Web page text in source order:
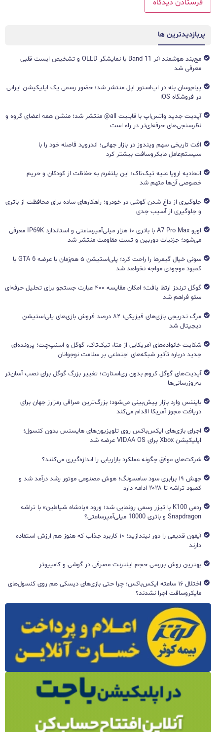
پربازدیدترین ها
مچ‌بند هوشمند آنر Band 11 با نمایشگر OLED و تشخیص ایست قلبی
معرفی شد
پیام‌رسان بله در اپ‌استور اپل منتشر شد؛ حضور رسمی یک اپلیکیشن ایرانی
در فروشگاه iOS
آپدیت جدید واتس‌اپ با قابلیت all@ منتشر شد؛ منشن همه اعضای گروه و
نظرسنجی‌های حرفه‌ای‌تر در راه است
افت تاریخی سهم ویندوز در بازار جهانی؛ اندروید فاصله خود را با
سیستم‌عامل مایکروسافت بیشتر کرد
اتحادیه اروپا علیه تیک‌تاک؛ این پلتفرم به حفاظت از کودکان و حریم
خصوصی آن‌ها متهم شد
جلوگیری از داغ شدن گوشی در خودرو؛ راهکارهای ساده برای محافظت از باتری
و جلوگیری از آسیب جدی
اوپو A7 Pro Max با باتری ۱۰ هزار میلی‌آمپرساعتی و استاندارد IP69K معرفی
می‌شود؛ جزئیات دوربین و تست مقاومت منتشر شد
سونی خیال گیمرها را راحت کرد؛ پلی‌استیشن ۵ هم‌زمان با عرضه GTA 6 با
کمبود موجودی مواجه نخواهد شد
گوگل ترندز ارتقا یافت؛ امکان مقایسه ۴۰۰ عبارت جستجو برای تحلیل حرفه‌ای
سئو فراهم شد
مرگ تدریجی بازی‌های فیزیکی؛ ۸۲ درصد فروش بازی‌های پلی‌استیشن
دیجیتال شد
شکایت خانواده‌های آمریکایی از متا، تیک‌تاک، گوگل و اسنپ‌چت؛ پرونده‌ای
جدید درباره تأثیر شبکه‌های اجتماعی بر سلامت نوجوانان
آپدیت‌های گوگل کروم بدون ری‌استارت؛ تغییر بزرگ گوگل برای نصب آسان‌تر
به‌روزرسانی‌ها
بایننس وارد بازار پیش‌بینی می‌شود؛ بزرگ‌ترین صرافی رمزارز جهان برای
دریافت مجوز آمریکا اقدام می‌کند
اجرای بازی‌های ایکس‌باکس روی تلویزیون‌های هایسنس بدون کنسول؛
اپلیکیشن Xbox برای VIDAA OS عرضه شد
شرکت‌های موفق چگونه عملکرد بازاریابی را اندازه‌گیری می‌کنند؟
جهش ۱۹ برابری سود سامسونگ؛ هوش مصنوعی موتور رشد درآمد شد و
کمبود تراشه تا ۲۰۲۸ ادامه دارد
ردمی K100 با تیزر رسمی رونمایی شد؛ ورود «پادشاه شیاطین» با تراشه
Snapdragon و باتری 10000 میلی‌آمپرساعتی؟
آیفون قدیمی را دور نیندازید؛ ۱۰ کاربرد جذاب که هنوز هم ارزش استفاده
دارند
بهترین روش بررسی حجم اینترنت مصرفی در گوشی و کامپیوتر
اختلال ۱۶ ساعته ایکس‌باکس؛ چرا حتی بازی‌های دیسکی هم روی کنسول‌های
مایکروسافت اجرا نشدند؟